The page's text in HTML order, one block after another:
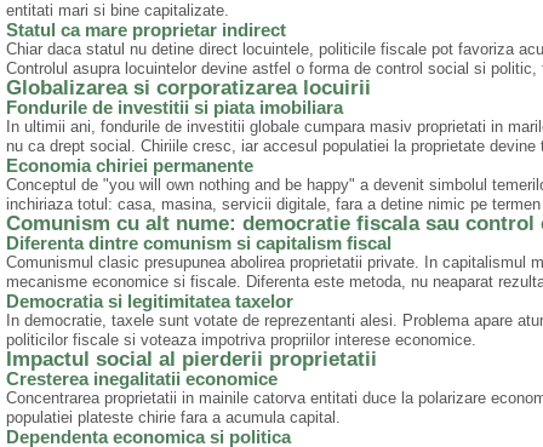
entitati mari si bine capitalizate.
Statul ca mare proprietar indirect
Chiar daca statul nu detine direct locuintele, politicile fiscale pot favoriza
Controlul asupra locuintelor devine astfel o forma de control social si politic,
Globalizarea si corporatizarea locuirii
Fondurile de investitii si piata imobiliara
In ultimii ani, fondurile de investitii globale cumpara masiv proprietati in
nu ca drept social. Chiriile cresc, iar accesul populatiei la proprietate
Economia chiriei permanente
Conceptul de "you will own nothing and be happy" a devenit simbolul
inchiriaza totul: casa, masina, servicii digitale, fara a detine nimic pe
Comunism cu alt nume: democratie fiscala sau control
Diferenta dintre comunism si capitalism fiscal
Comunismul clasic presupunea abolirea proprietatii private. In capitalismul
mecanisme economice si fiscale. Diferenta este metoda, nu neaparat
Democratia si legitimitatea taxelor
In democratie, taxele sunt votate de reprezentanti alesi. Problema apare
politicilor fiscale si voteaza impotriva propriilor interese economice.
Impactul social al pierderii proprietatii
Cresterea inegalitatii economice
Concentrarea proprietatii in mainile catorva entitati duce la polarizare
populatiei plateste chirie fara a acumula capital.
Dependenta economica si politica